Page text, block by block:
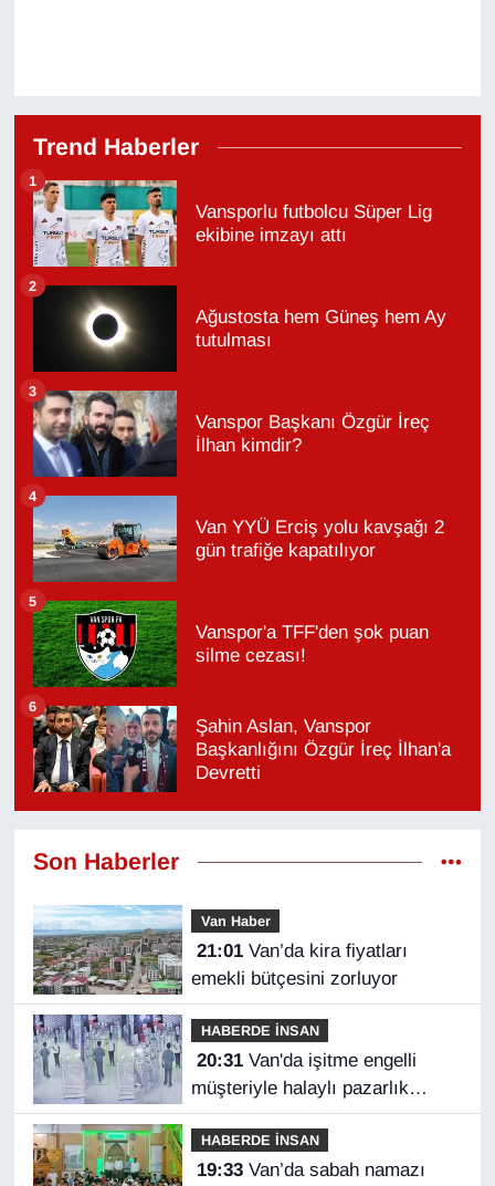
Trend Haberler
Vansporlu futbolcu Süper Lig
ekibine imzayı attı
1
Ağustosta hem Güneş hem Ay
tutulması
2
Vanspor Başkanı Özgür İreç
İlhan kimdir?
3
Van YYÜ Erciş yolu kavşağı 2
gün trafiğe kapatılıyor
4
Vanspor'a TFF'den şok puan
silme cezası!
5
Şahin Aslan, Vanspor
Başkanlığını Özgür İreç İlhan'a
Devretti
6
Son Haberler
Van Haber
21:01Van’da kira fiyatları
emekli bütçesini zorluyor
HABERDE İNSAN
20:31Van'da işitme engelli
müşteriyle halaylı pazarlık
gülümsetti
HABERDE İNSAN
19:33Van’da sabah namazı